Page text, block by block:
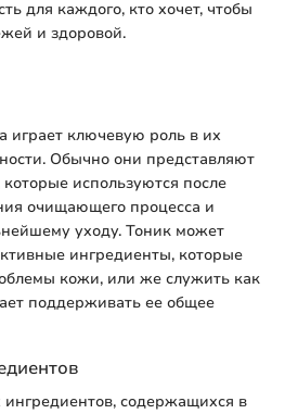
для каждого, кто хочет, чтобы
и здоровой.
играет ключевую роль в их
Обычно они представляют
используются после
очищающего процесса и
уходу. Тоник может
ингредиенты, которые
кожи, или же служить как
поддерживать ее общее
содержащихся в